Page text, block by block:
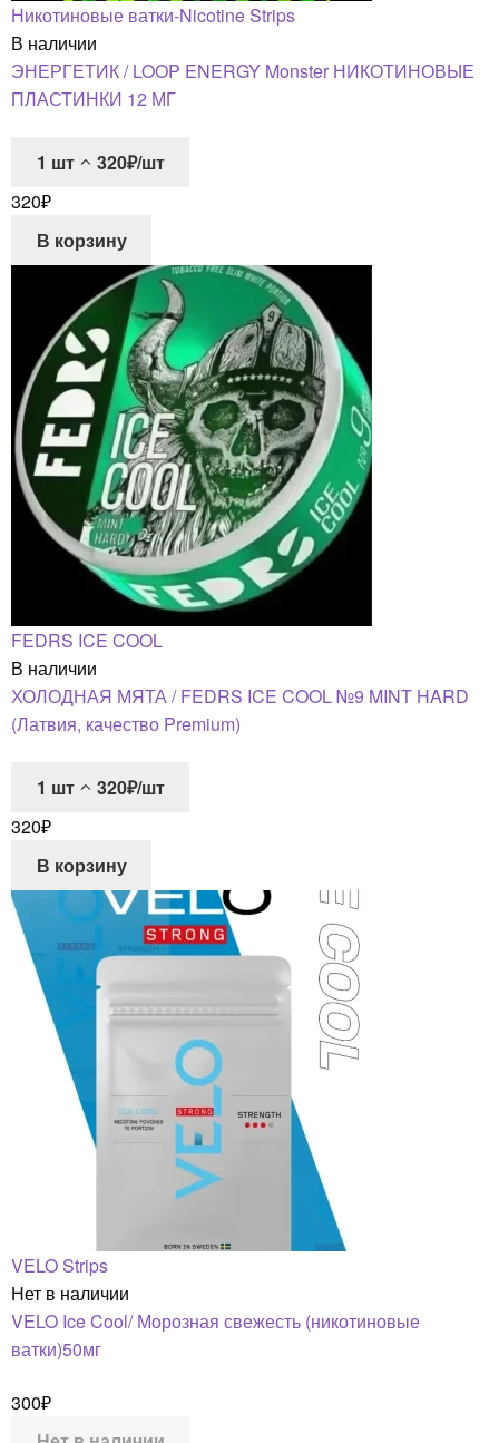
Никотиновые ватки-Nicotine Strips
В наличии
ЭНЕРГЕТИК / LOOP ENERGY Monster НИКОТИНОВЫЕ
ПЛАСТИНКИ 12 МГ
1 шт
320₽/шт
320₽
В корзину
FEDRS ICE COOL
В наличии
ХОЛОДНАЯ МЯТА / FEDRS ICE COOL №9 MINT HARD
(Латвия, качество Premium)
1 шт
320₽/шт
320₽
В корзину
VELO Strips
Нет в наличии
VELO Ice Cool/ Морозная свежесть (никотиновые
ватки)50мг
300₽